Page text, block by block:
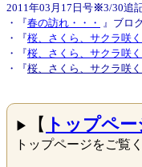
2011年03月17日号※3/30追
・『春の訪れ・・・ 』ブロ
・『桜、さくら、サクラ咲
・『桜、さくら、サクラ咲
・『桜、さくら、サクラ咲
▶ 【 トップペ
トップページをご覧